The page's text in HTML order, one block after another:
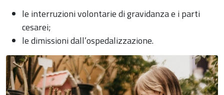
le interruzioni volontarie di gravidanza e i parti
cesarei;
le dimissioni dall’ospedalizzazione.